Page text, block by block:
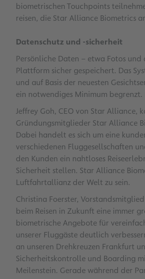
biometrischen Touchpoints
reisen, die Star Alliance Biometrics
Datenschutz und -sicherheit
Persönliche Daten – etwa Fotos
Plattform sicher gespeichert. Das
und auf Basis der neuesten
ein notwendiges Minimum begrenzt.
Jeffrey Goh, CEO von Star Alliance,
Gründungsmitglieder Star Alliance
Dabei handelt es sich um eine
verschiedenen Fluggesellschaften
den Kunden ein nahtloses
Sicherheit stellen. Star Alliance
Luftfahrtallianz der Welt zu sein.
Christina Foerster,
beim Reisen in Zukunft eine immer
biometrische Angebote für
unserer Fluggäste deutlich
an unseren Drehkreuzen Frankfurt
Sicherheitskontrolle und Boarding
Meilenstein. Gerade während der